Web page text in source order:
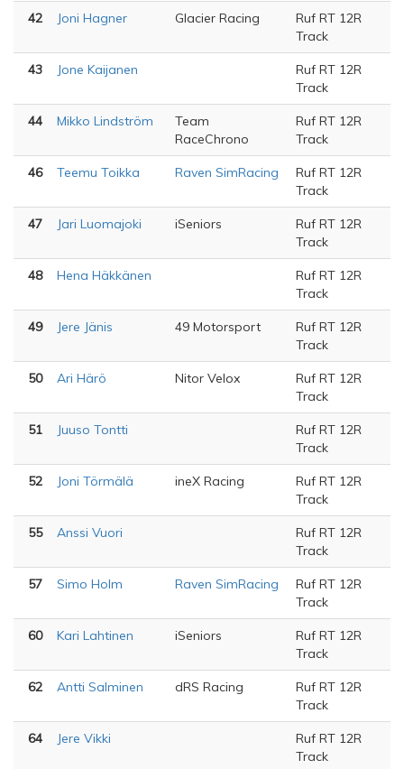
42 Joni Hagner Glacier Racing
Ruf RT 12R
Track
43 Jone Kaijanen
Ruf RT 12R
Track
44 Mikko Lindström
Team
RaceChrono
Ruf RT 12R
Track
46 Teemu Toikka Raven SimRacing
Ruf RT 12R
Track
47 Jari Luomajoki iSeniors
Ruf RT 12R
Track
48 Hena Häkkänen
Ruf RT 12R
Track
49 Jere Jänis 49 Motorsport
Ruf RT 12R
Track
50 Ari Härö Nitor Velox
Ruf RT 12R
Track
51 Juuso Tontti
Ruf RT 12R
Track
52 Joni Törmälä ineX Racing
Ruf RT 12R
Track
55 Anssi Vuori
Ruf RT 12R
Track
57 Simo Holm Raven SimRacing
Ruf RT 12R
Track
60 Kari Lahtinen iSeniors
Ruf RT 12R
Track
62 Antti Salminen dRS Racing
Ruf RT 12R
Track
64 Jere Vikki
Ruf RT 12R
Track